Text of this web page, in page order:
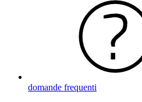
domande frequenti